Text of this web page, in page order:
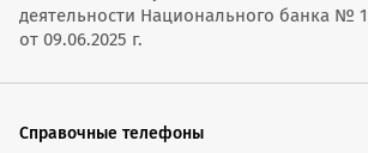
деятельности Национального банка № 1
от 09.06.2025 г.
Справочные телефоны